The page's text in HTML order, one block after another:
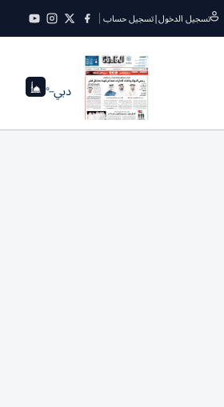
تسجيل الدخول|تسجيل حساب
دبي--°